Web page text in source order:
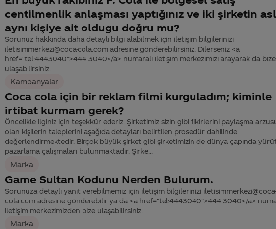
centilmenlik anlaşması yaptığınız ve iki şirketin
aynı kişiye ait oldugu doğru mu?
Sorunuz hakkında daha detaylı bilgi alabilmek için iletişim bilgilerinizi
iletisimmerkezi@coca-cola.com adresine gönderebilirsiniz. Dilerseniz <a
href="tel:4443040">444 3040</a> numaralı iletişim merkezimizi arayarak da bize
ulaşabilirsiniz.
Kampanyalar
Coca cola için bir reklam filmi kurguladım; kiminle
irtibat kurmam gerek?
Öncelikle ilginiz için teşekkür ederiz. Şirketimiz sizin gibi fikirlerini paylaşma
olan kişilerin taleplerini aşağıda detayları belirtilen prosedür dahilinde
değerlendirmektedir. Birçok büyük şirket gibi şirketimizin de dünya çapında
pazarlama çalışmaları bulunmaktadır. Şirke...
Marka
Game Sultan Kodunu Nerden Bulurum.
Sorunuza detaylı yanıt verebilmemiz için iletişim bilgilerinizi iletisimmerkezi@coca-
cola.com adresine gönderebilir ya da <a href="tel:4443040">444 3040</a>
iletişim merkezimizden bize ulaşabilirsiniz.
Marka